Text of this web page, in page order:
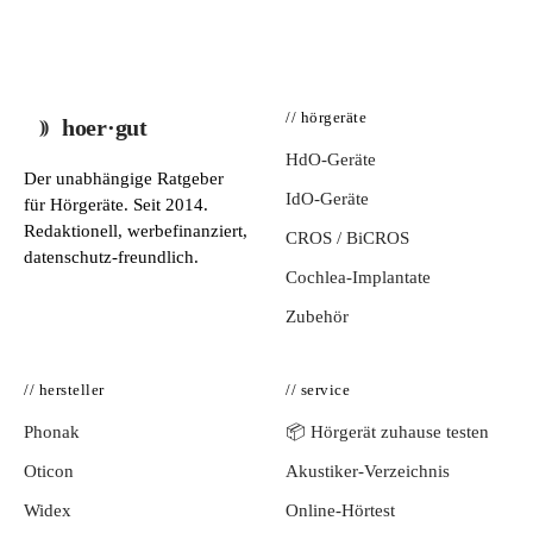
hoer·gut
Der unabhängige Ratgeber
für Hörgeräte. Seit 2014.
Redaktionell, werbefinanziert,
datenschutz-freundlich.
// hörgeräte
HdO-Geräte
IdO-Geräte
CROS / BiCROS
Cochlea-Implantate
Zubehör
// hersteller
Phonak
Oticon
Widex
// service
📦 Hörgerät zuhause testen
Akustiker-Verzeichnis
Online-Hörtest